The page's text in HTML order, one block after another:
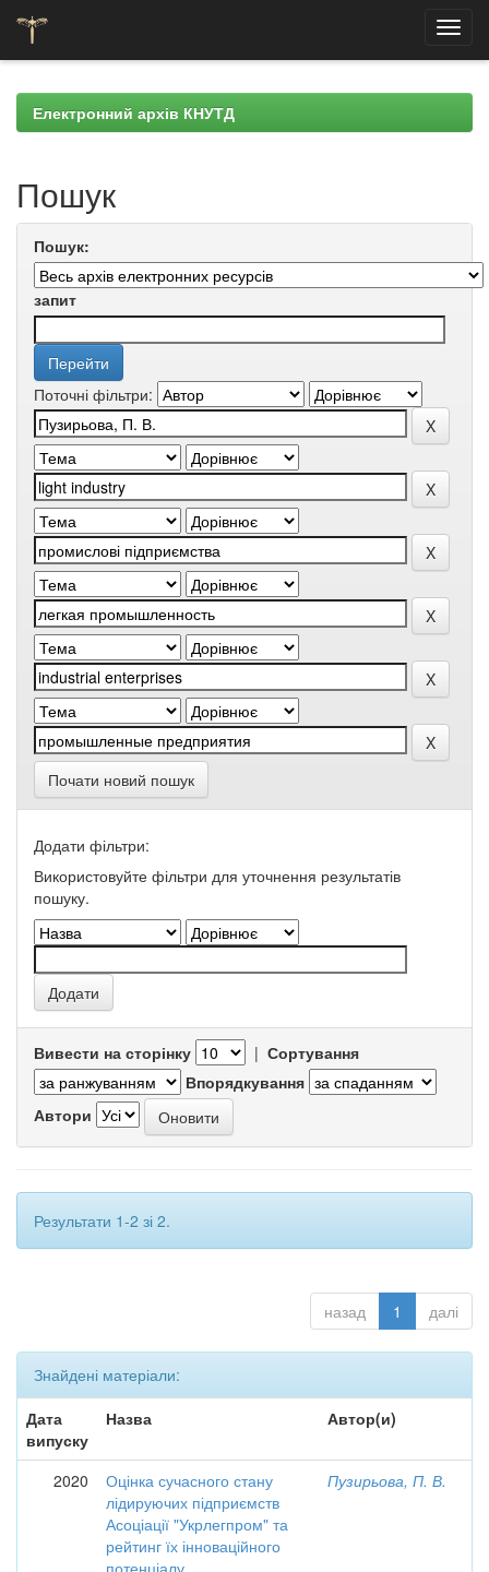
navigationЕлектронний архів КНУТД
Пошук
Пошук:
запит
Поточні фільтри:
Почати новий пошук
Додати фільтри:
Використовуйте фільтри для уточнення результатів
пошуку.
Вивести на сторінку | Сортування
Впорядкування
Автори
Результати 1-2 зі 2.
назад 1 далі
Знайдені матеріали:
Дата
випуску
Назва Автор(и)
2020
Оцінка сучасного стану
лідируючих підприємств
Асоціації "Укрлегпром" та
рейтинг їх інноваційного
потенціалу
Пузирьова, П. В.